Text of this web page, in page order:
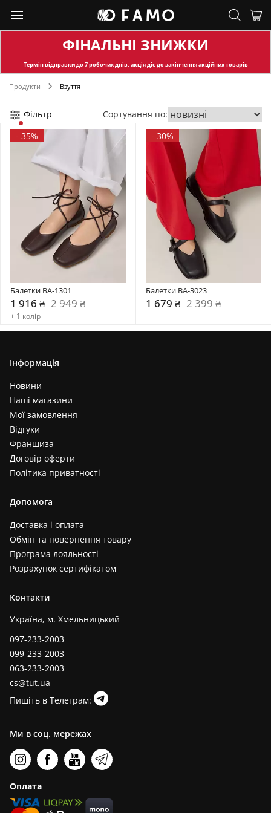
ФІНАЛЬНІ ЗНИЖКИ
Термін відправкидо 7 робочих днів, акція діє до закінчення акційних товарів
Продукти Взуття
Фільтр
Сортування по:
- 35%
Балетки BA-1301
1 916 ₴ 2 949 ₴
+ 1 колір
- 30%
Балетки BA-3023
1 679 ₴ 2 399 ₴
Інформація
Новини
Наші магазини
Мої замовлення
Відгуки
Франшиза
Договір оферти
Політика приватності
Допомога
Доставка і оплата
Обмін та повернення товару
Програма лояльності
Розрахунок сертифікатом
Контакти
Україна, м. Хмельницький
097-233-2003
099-233-2003
063-233-2003
cs@tut.ua
Пишіть в Телеграм:
Ми в соц. мережах
Оплата